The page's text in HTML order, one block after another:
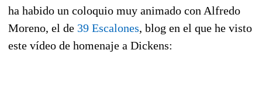
ha habido un coloquio muy animado con Alfredo
Moreno, el de 39 Escalones, blog en el que he visto
este vídeo de homenaje a Dickens: